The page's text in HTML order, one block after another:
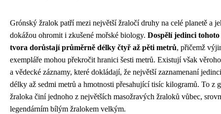
Grónský žralok patří mezi největší žraločí druhy na celé planetě a
dokážou ohromit i zkušené mořské biology. Dospělí jedinci
tvora dorůstají průměrně délky čtyř až pěti metrů, přičemž
exempláře mohou překročit hranici šesti metrů. Existují však
a vědecké záznamy, které dokládají, že největší zaznamenaní
délky až sedmi metrů a hmotnosti přesahující tisíc kilogramů. To z
žraloka činí jednoho z největších masožravých žraloků vůbec,
legendárním bílým žralokem velkým.